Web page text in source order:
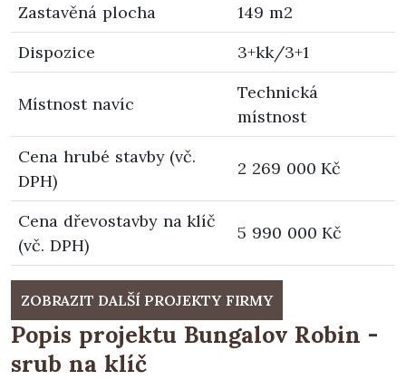
Zastavěná plocha
149 m2
Dispozice
3+kk/3+1
Místnost navíc
Technická
místnost
Cena hrubé stavby (vč.
DPH)
2 269 000 Kč
Cena dřevostavby na klíč
(vč. DPH)
5 990 000 Kč
ZOBRAZIT DALŠÍ PROJEKTY FIRMY
Popis projektu Bungalov Robin -
srub na klíč